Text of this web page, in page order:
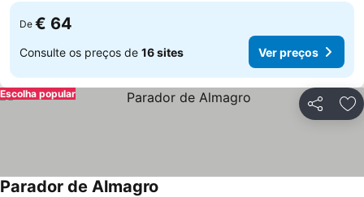
De € 64
Consulte os preços de 16 sites Ver preços
Partilhar
Escolha popular
Parador de Almagro